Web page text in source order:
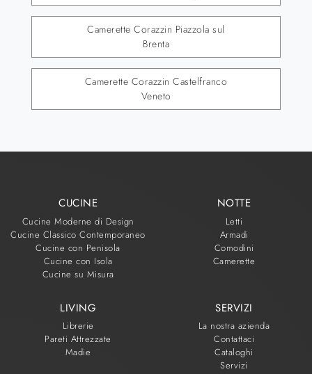
Camerette Corazzin Piazzola sul
Brenta
Camerette Corazzin Castelfranco
Veneto
CUCINE
Cucine Moderne di Design
Cucine Classico Contemporaneo
Cucine con Penisola
Cucine con Isola
Cucine su Misura
NOTTE
Letti
Armadi
Comodini
Camerette
LIVING
Librerie
Pareti Attrezzate
Madie
SERVIZI
La nostra azienda
Contattaci
Cataloghi
Servizi